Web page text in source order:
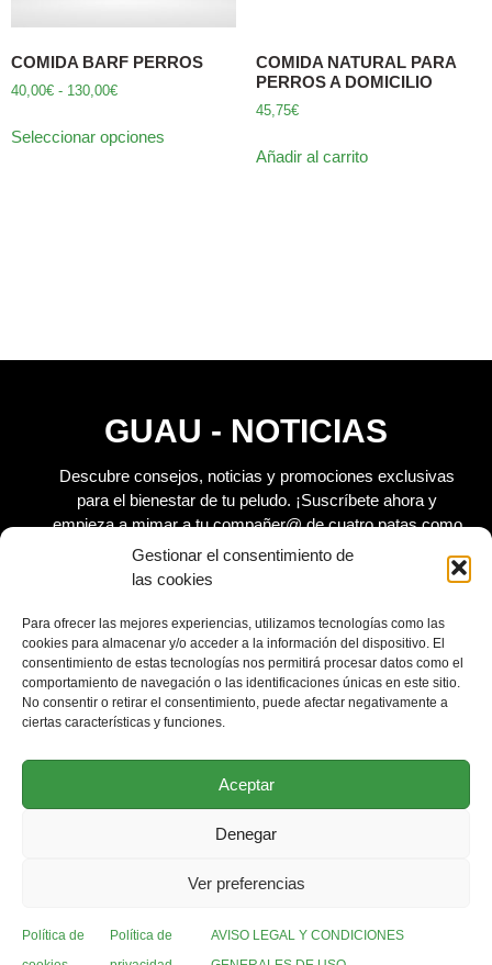
Gestionar el consentimiento de
las cookies
Para ofrecer las mejores experiencias, utilizamos tecnologías como las
cookies para almacenar y/o acceder a la información del dispositivo. El
consentimiento de estas tecnologías nos permitirá procesar datos como el
comportamiento de navegación o las identificaciones únicas en este sitio.
No consentir o retirar el consentimiento, puede afectar negativamente a
ciertas características y funciones.
Aceptar
Denegar
Ver preferencias
Política de
Política de
AVISO LEGAL Y CONDICIONES
COMIDA BARF PERROS
40,00€ - 130,00€
Seleccionar opciones
COMIDA NATURAL PARA
PERROS A DOMICILIO
45,75€
Añadir al carrito
GUAU - NOTICIAS
Descubre consejos, noticias y promociones exclusivas
para el bienestar de tu peludo. ¡Suscríbete ahora y
empieza a mimar a tu compañer@ de cuatro patas como
se merece!
Acepto laPolítica de privacidadde planvip.es